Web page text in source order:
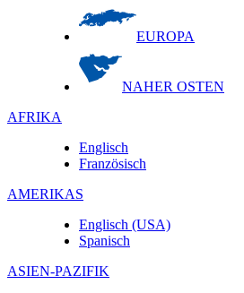
EUROPA
NAHER OSTEN
AFRIKA
Englisch
Französisch
AMERIKAS
Englisch (USA)
Spanisch
ASIEN-PAZIFIK